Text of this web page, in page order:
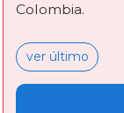
Colombia.
ver último